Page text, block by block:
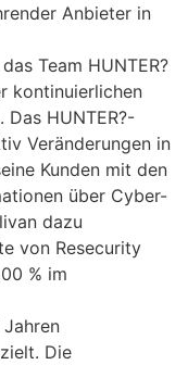
Anbieter in
Team HUNTER?
kontinuierlichen
HUNTER?-
Veränderungen in
Kunden mit den
über Cyber-
dazu
von Resecurity
% im
Die